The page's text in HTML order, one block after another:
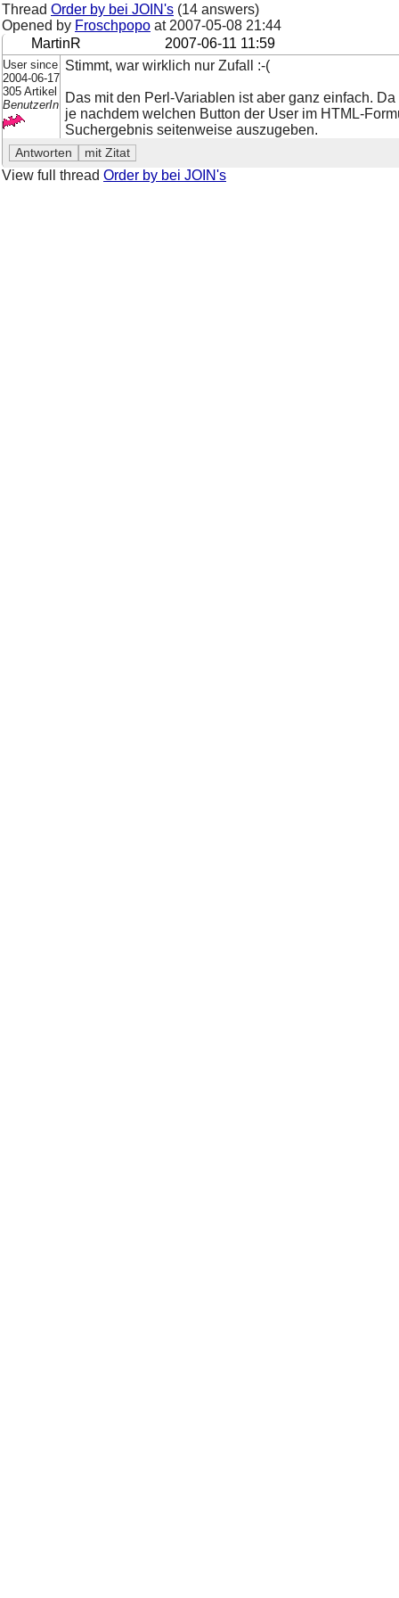
Thread Order by bei JOIN's (14 answers)
Opened by Froschpopo at 2007-05-08 21:44
MartinR
2007-06-11 11:59
User since
2004-06-17
305 Artikel
BenutzerIn
Stimmt, war wirklich nur Zufall :-(
Das mit den Perl-Variablen ist aber ganz einfach.
je nachdem welchen Button der User im HTML-
Suchergebnis seitenweise auszugeben.
View full thread Order by bei JOIN's